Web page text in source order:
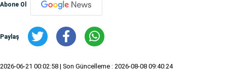
Abone Ol
Paylaş
2026-06-21 00:02:58 | Son Güncelleme : 2026-08-08 09:40:24